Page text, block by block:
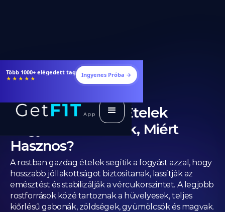
Étrendek, receptek és edzéstervek
★★★★★ Ingyenes Próba →
Rostban Gazdag Ételek
Fogyásra: Mik azok, Miért
Hasznos?
A rostban gazdag ételek segítik a fogyást azzal, hogy
hosszabb jóllakottságot biztosítanak, lassítják az
emésztést és stabilizálják a vércukorszintet. A legjobb
rostforrások közé tartoznak a hüvelyesek, teljes
kiőrlésű gabonák, zöldségek, gyümölcsök és magvak.